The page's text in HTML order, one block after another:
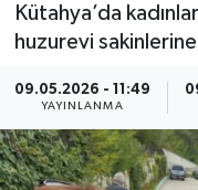
Kütahya’da
huzurevi sakinlerine
09.05.2026 - 11:49
YAYINLANMA
Ekonomi
Gündem
Son Dakika